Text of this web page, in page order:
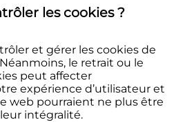
les cookies ?
et gérer les cookies de
le retrait ou le
peut affecter
expérience d’utilisateur et
web pourraient ne plus être
intégralité.